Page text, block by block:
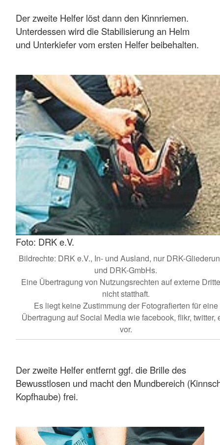
Der zweite Helfer löst dann den Kinnriemen.
Unterdessen wird die Stabilisierung an Helm
und Unterkiefer vom ersten Helfer beibehalten.
Foto: DRK e.V.
Bildrechte: DRK e.V., In- und Ausland, nur DRK-
und DRK-GmbHs.
Eine Übertragung von Nutzungsrechten auf externe
nicht statthaft.
Es liegt keine Zustimmung der Fotografierten für eine
Übertragung auf Social Media wie facebook, flikr, twitter,
vor.
Der zweite Helfer entfernt ggf. die Brille des
Bewusstlosen und macht den Mundbereich
Kopfhaube) frei.